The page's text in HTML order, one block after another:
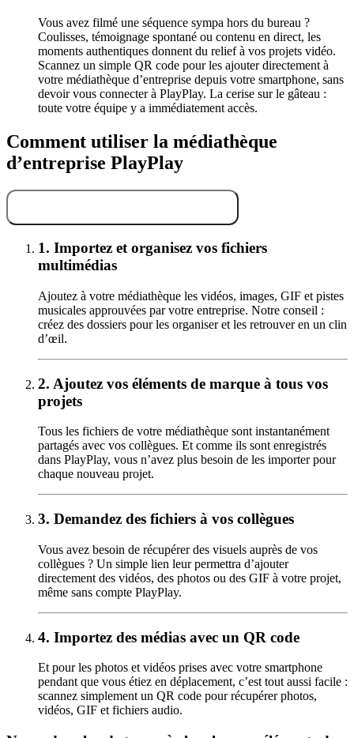
Vous avez filmé une séquence sympa hors du bureau ?
Coulisses, témoignage spontané ou contenu en direct, les
moments authentiques donnent du relief à vos projets vidéo.
Scannez un simple QR code pour les ajouter directement à
votre médiathèque d’entreprise depuis votre smartphone, sans
devoir vous connecter à PlayPlay. La cerise sur le gâteau :
toute votre équipe y a immédiatement accès.
Comment utiliser la médiathèque
d’entreprise PlayPlay
1. Importez et organisez vos fichiers
multimédias
Ajoutez à votre médiathèque les vidéos, images, GIF et pistes
musicales approuvées par votre entreprise. Notre conseil :
créez des dossiers pour les organiser et les retrouver en un clin
d’œil.
2. Ajoutez vos éléments de marque à tous vos
projets
Tous les fichiers de votre médiathèque sont instantanément
partagés avec vos collègues. Et comme ils sont enregistrés
dans PlayPlay, vous n’avez plus besoin de les importer pour
chaque nouveau projet.
3. Demandez des fichiers à vos collègues
Vous avez besoin de récupérer des visuels auprès de vos
collègues ? Un simple lien leur permettra d’ajouter
directement des vidéos, des photos ou des GIF à votre projet,
même sans compte PlayPlay.
4. Importez des médias avec un QR code
Et pour les photos et vidéos prises avec votre smartphone
pendant que vous étiez en déplacement, c’est tout aussi facile :
scannez simplement un QR code pour récupérer photos,
vidéos, GIF et fichiers audio.